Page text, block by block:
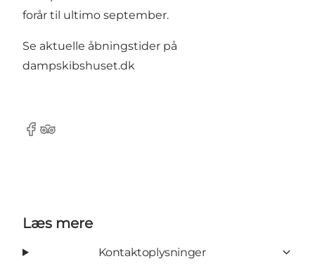
forår til ultimo september.
Se aktuelle åbningstider på
dampskibshuset.dk
Facebook
Tripadvisor
Læs mere
Kontaktoplysninger